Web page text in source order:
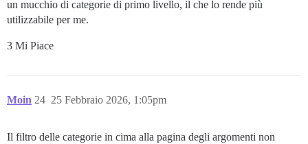
un mucchio di categorie di primo livello, il che lo rende più
utilizzabile per me.
3 Mi Piace
Moin 25 Febbraio 2026, 1:05pm
24
Il filtro delle categorie in cima alla pagina degli argomenti non